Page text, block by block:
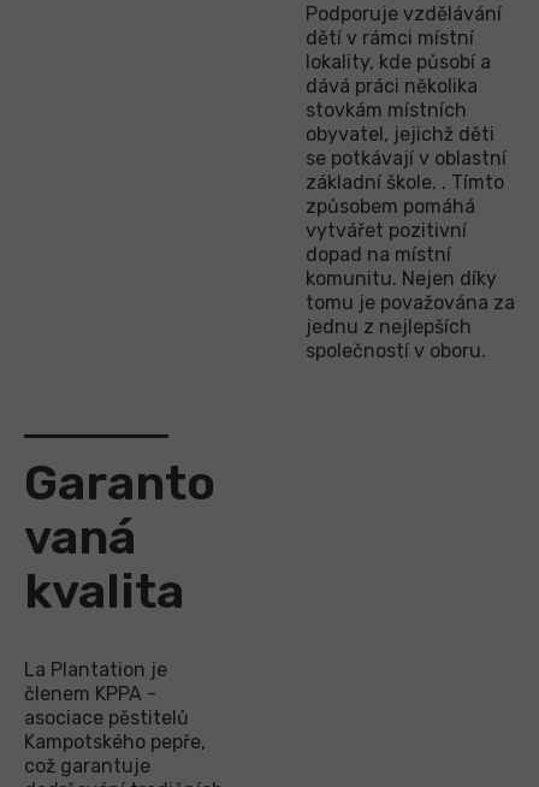
Podporuje vzdělávání
dětí v rámci místní
lokality, kde působí a
dává práci několika
stovkám místních
obyvatel, jejichž děti
se potkávají v oblastní
základní škole. . Tímto
způsobem pomáhá
vytvářet pozitivní
dopad na místní
komunitu. Nejen díky
tomu je považována za
jednu z nejlepších
společností v oboru.
Garanto
vaná
kvalita
La Plantation je
členem KPPA -
asociace pěstitelů
Kampotského pepře,
což garantuje